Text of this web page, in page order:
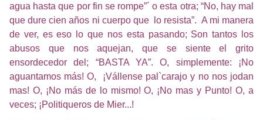
agua hasta que por fin se rompe”´ o esta otra; “No, hay mal
que dure cien años ni cuerpo que
lo resista”. A mi manera
de ver, es eso lo que nos esta pasando; Son tantos los
abusos que nos aquejan, que se siente el grito
ensordecedor del; “BASTA YA”. O, simplemente: ¡No
aguantamos más! O,
¡Vállense pal`carajo y no nos jodan
mas! O, ¡No más de lo mismo! O, ¡No mas y Punto! O, a
veces; ¡Politiqueros de Mier...!